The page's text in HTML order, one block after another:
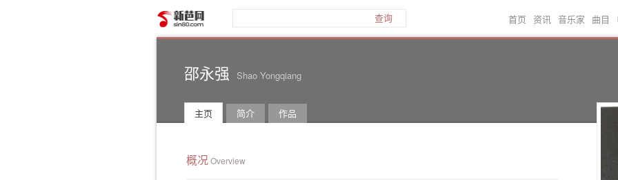
查询 首页 资讯 音乐家 曲目
邵永强 Shao Yongqiang
主页 简介 作品
概况Overview